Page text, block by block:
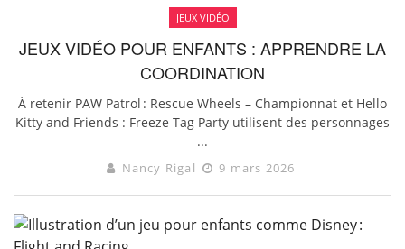
JEUX VIDÉO
JEUX VIDÉO POUR ENFANTS : APPRENDRE LA
COORDINATION
À retenir PAW Patrol : Rescue Wheels – Championnat et Hello
Kitty and Friends : Freeze Tag Party utilisent des personnages
...
Nancy Rigal 9 mars 2026